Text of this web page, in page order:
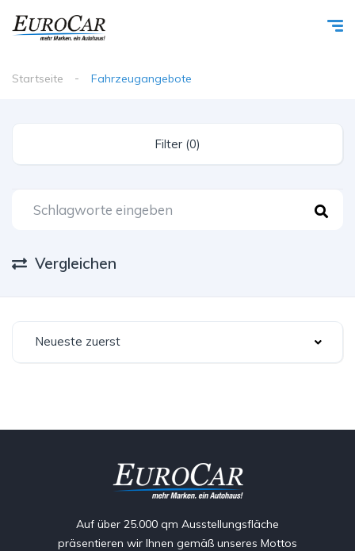
Startseite Fahrzeugangebote
Filter (0)
Vergleichen
Neueste zuerst
Auf über 25.000 qm Ausstellungsfläche
präsentieren wir Ihnen gemäß unseres Mottos